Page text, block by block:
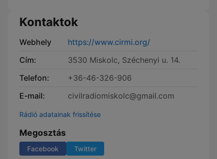
Kontaktok
Webhely
https://www.cirmi.org/
Cím:
3530 Miskolc, Széchenyi u. 14.
Telefon:
+36-46-326-906
E-mail:
civilradiomiskolc@gmail.com
Rádió adatainak frissítése
Megosztás
Facebook Twitter